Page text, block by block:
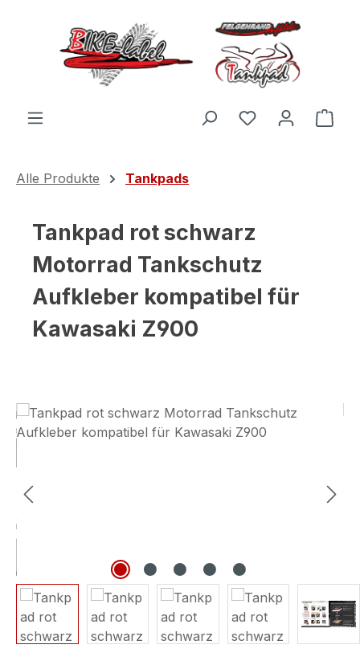
Zum Hauptinhalt springen
Du hast 0
Alle Produkte Tankpads
Tankpad rot schwarz
Motorrad Tankschutz
Aufkleber kompatibel für
Kawasaki Z900
Bildergalerie überspringen